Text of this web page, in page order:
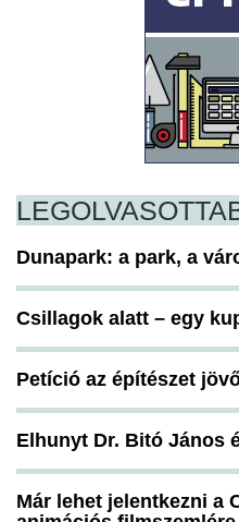
Dunapark: a park, a
Csillagok alatt – egy
Petíció az építészet
Elhunyt Dr. Bitó János
Már lehet jelentkezni a